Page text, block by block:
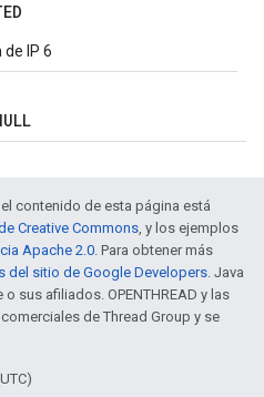
IP 6
contenido de esta página está
Creative Commons, y los ejemplos
Apache 2.0. Para obtener más
del sitio de Google Developers. Java
sus afiliados. OPENTHREAD y las
de Thread Group y se